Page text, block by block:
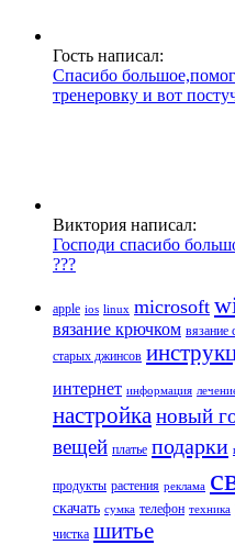
Гость написал:
Спасибо
тренеровку и вот
Виктория написал:
Господи спасибо
???
apple ios linux microsoft
вязание крючком вязание
старых джинсов
интернет информация
настройка новый
вещей платье подарки
продукты растения реклама
скачать сумка телефон техника
чистка шитье